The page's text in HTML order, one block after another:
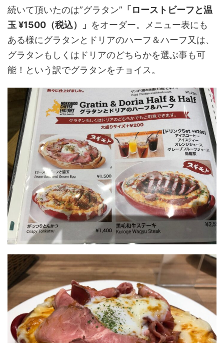
続いて頂いたのは”グラタン” 「ローストビーフと温
玉 ¥1500（税込）」 をオーダー。メニュー表にも
ある様にグラタンとドリアのハーフ＆ハーフ又は、
グラタンもしくはドリアのどちらかを選ぶ事も可
能！という訳でグラタンをチョイス。